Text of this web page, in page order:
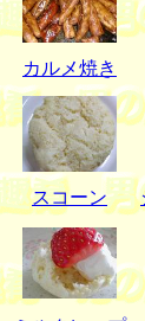
カルメ焼き
スコーン